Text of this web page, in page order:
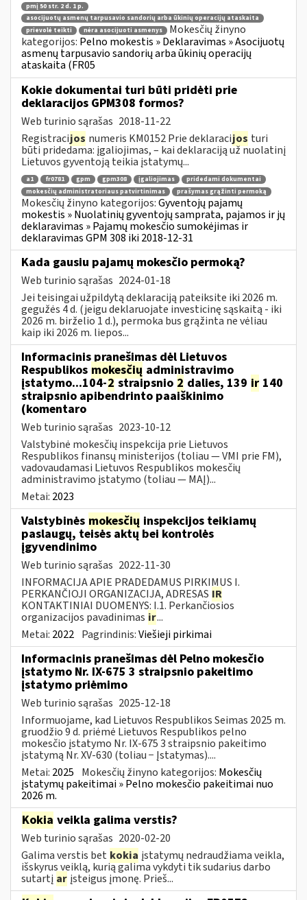
pmį 50 str. 2 d. 1 p.
asocijuotų asmenų tarpusavio sandorių arba ūkinių operacijų ataskaita
prievolė teikti
nėra asocijuoti asmenys
Mokesčių žinyno
kategorijos: Pelno mokestis » Deklaravimas » Asocijuotų
asmenų tarpusavio sandorių arba ūkinių operacijų
ataskaita (FR05
Kokie dokumentai turi būti pridėti prie
deklaracijos GPM308 formos?
Web turinio sąrašas 2018-11-22
Registracijos numeris KM0152 Prie deklaracijos turi
būti pridedama: įgaliojimas, – kai deklaraciją už nuolatinį
Lietuvos gyventoją teikia įstatymų...
a1 fr0781 gpm gpm308 įgaliojimas
pridedami dokumentai
mokesčių administratoriaus patvirtinimas
prašymas grąžinti permoką
Mokesčių žinyno kategorijos:Gyventojų pajamų
mokestis » Nuolatinių gyventojų samprata, pajamos ir jų
deklaravimas » Pajamų mokesčio sumokėjimas ir
deklaravimas GPM 308 iki 2018-12-31
Kada gausiu pajamų mokesčio permoką?
Web turinio sąrašas 2024-01-18
Jei teisingai užpildytą deklaraciją pateiksite iki 2026 m.
gegužės 4 d. (jeigu deklaruojate investicinę sąskaitą - iki
2026 m. birželio 1 d.), permoka bus grąžinta ne vėliau
kaip iki 2026 m. liepos...
Informacinis pranešimas dėl Lietuvos
Respublikos mokesčių administravimo
įstatymo...104-2straipsnio 2 dalies, 139 ir 140
straipsnio apibendrinto paaiškinimo
(komentaro
Web turinio sąrašas 2023-10-12
Valstybinė mokesčių inspekcija prie Lietuvos
Respublikos finansų ministerijos (toliau — VMI prie FM),
vadovaudamasi Lietuvos Respublikos mokesčių
administravimo įstatymo (toliau — MAĮ)...
Metai: 2023
Valstybinės mokesčių inspekcijos teikiamų
paslaugų, teisės aktų bei kontrolės
įgyvendinimo
Web turinio sąrašas 2022-11-30
INFORMACIJA APIE PRADEDAMUS PIRKIMUS I.
PERKANČIOJI ORGANIZACIJA, ADRESAS IR
KONTAKTINIAI DUOMENYS: I.1. Perkančiosios
organizacijos pavadinimas ir...
Metai: 2022 Pagrindinis:Viešieji pirkimai
Informacinis pranešimas dėl Pelno mokesčio
įstatymo Nr. IX-675 3 straipsnio pakeitimo
įstatymo priėmimo
Web turinio sąrašas 2025-12-18
Informuojame, kad Lietuvos Respublikos Seimas 2025 m.
gruodžio 9 d. priėmė Lietuvos Respublikos pelno
mokesčio įstatymo Nr. IX-675 3 straipsnio pakeitimo
įstatymą Nr. XV-630 (toliau − Įstatymas)....
Metai: 2025 Mokesčių žinyno kategorijos: Mokesčių
įstatymų pakeitimai » Pelno mokesčio pakeitimai nuo
2026 m.
Kokia veikla galima verstis?
Web turinio sąrašas 2020-02-20
Galima verstis bet kokia įstatymų nedraudžiama veikla,
išskyrus veiklą, kurią galima vykdyti tik sudarius darbo
sutartį ar įsteigus įmonę. Prieš...